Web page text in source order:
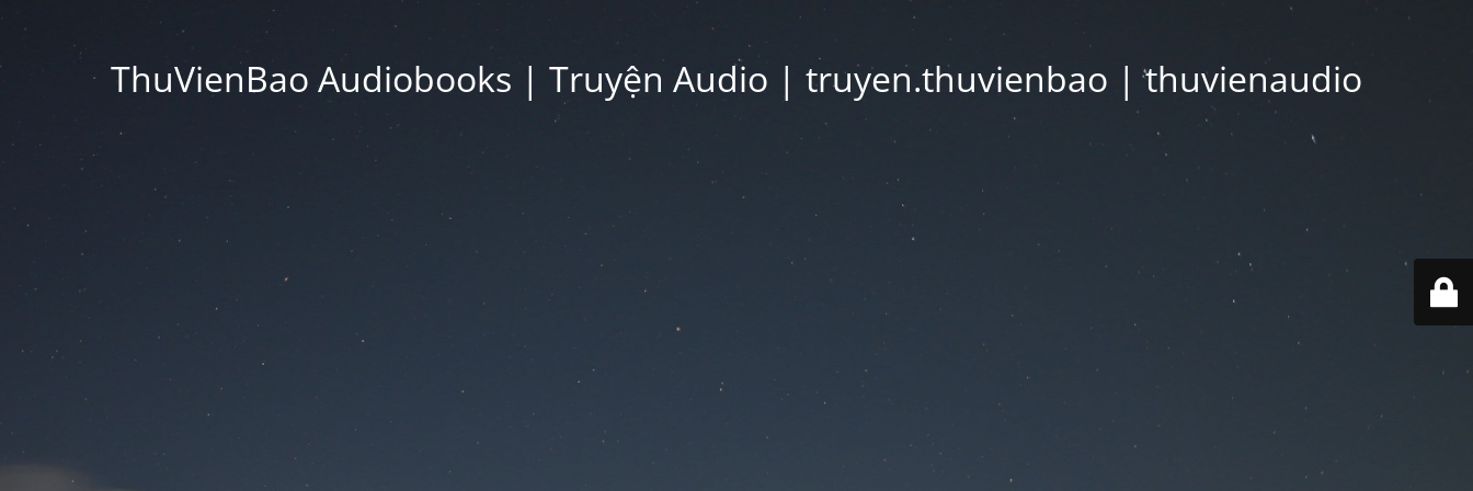
ThuVienBao Audiobooks | Truyện Audio | truyen.thuvienbao | thuvienaudio